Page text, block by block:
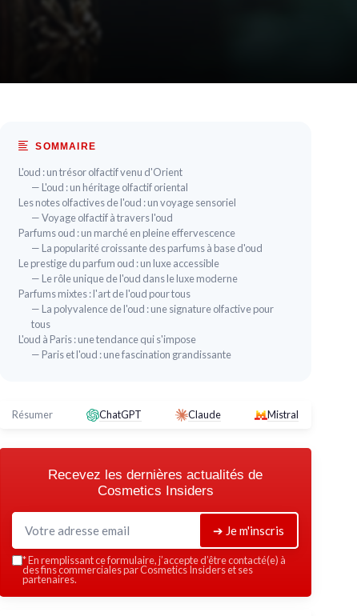
SOMMAIRE
L'oud : un trésor olfactif venu d'Orient
— L'oud : un héritage olfactif oriental
Les notes olfactives de l'oud : un voyage sensoriel
— Voyage olfactif à travers l'oud
Parfums oud : un marché en pleine effervescence
— La popularité croissante des parfums à base d'oud
Le prestige du parfum oud : un luxe accessible
— Le rôle unique de l'oud dans le luxe moderne
Parfums mixtes : l'art de l'oud pour tous
— La polyvalence de l'oud : une signature olfactive pour
tous
L'oud à Paris : une tendance qui s'impose
— Paris et l'oud : une fascination grandissante
Résumer ChatGPT Claude Mistral
Recevez les dernières actualités de
Cosmetics Insiders
➔ Je m'inscris
*En remplissant ce formulaire, j’accepte d’être contacté(e) à
des fins commerciales par Cosmetics Insiders et ses
partenaires.